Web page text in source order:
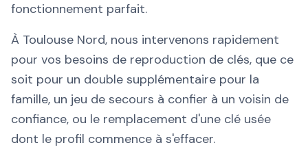
fonctionnement parfait.
À Toulouse Nord, nous intervenons rapidement
pour vos besoins de reproduction de clés, que ce
soit pour un double supplémentaire pour la
famille, un jeu de secours à confier à un voisin de
confiance, ou le remplacement d'une clé usée
dont le profil commence à s'effacer.